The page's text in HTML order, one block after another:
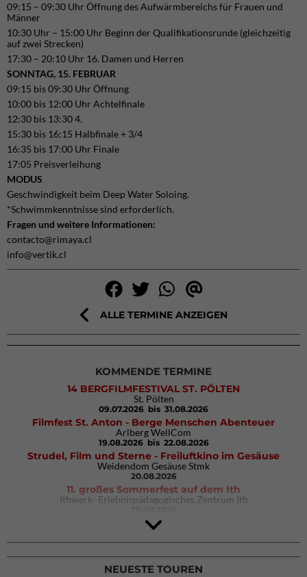
09:15 – 09:30 Uhr Öffnung des Aufwärmbereichs für Frauen und
Männer
10:30 Uhr – 15:00 Uhr Beginn der Qualifikationsrunde (gleichzeitig
auf zwei Strecken)
17:30 – 20:10 Uhr 16. Damen und Herren
SONNTAG, 15. FEBRUAR
09:15 bis 09:30 Uhr Öffnung
10:00 bis 12:00 Uhr Achtelfinale
12:30 bis 13:30 4.
15:30 bis 16:15 Halbfinale + 3/4
16:35 bis 17:00 Uhr Finale
17:05 Preisverleihung
MODUS
Geschwindigkeit beim Deep Water Soloing.
*Schwimmkenntnisse sind erforderlich.
Fragen und weitere Informationen:
contacto@rimaya.cl
info@vertik.cl
ALLE TERMINE ANZEIGEN
KOMMENDE TERMINE
14 BERGFILMFESTIVAL ST. PÖLTEN
St. Pölten
09.07.2026 bis 31.08.2026
Filmfest St. Anton - Berge Menschen Abenteuer
Arlberg WellCom
19.08.2026 bis 22.08.2026
Strudel, Film und Sterne - Freiluftkino im Gesäuse
Weidendom Gesäuse Stmk
20.08.2026
11. großes Sommerfest auf dem Ith
Ithwerk- Erlebnispädagogisches Zentrum Ith
Rock Master Arco
Arco (IT)
02.10.2026bis 04.10.2026
NEUESTE TOUREN